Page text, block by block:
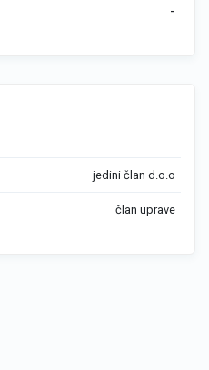
-
jedini član d.o.o
član uprave